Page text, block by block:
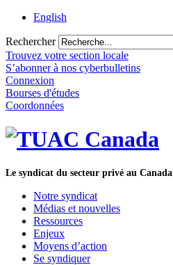
English
Rechercher
Trouvez votre section locale
S’abonner à nos cyberbulletins
Connexion
Bourses d'études
Coordonnées
Le syndicat du secteur privé au Canada
Notre syndicat
Médias et nouvelles
Ressources
Enjeux
Moyens d’action
Se syndiquer